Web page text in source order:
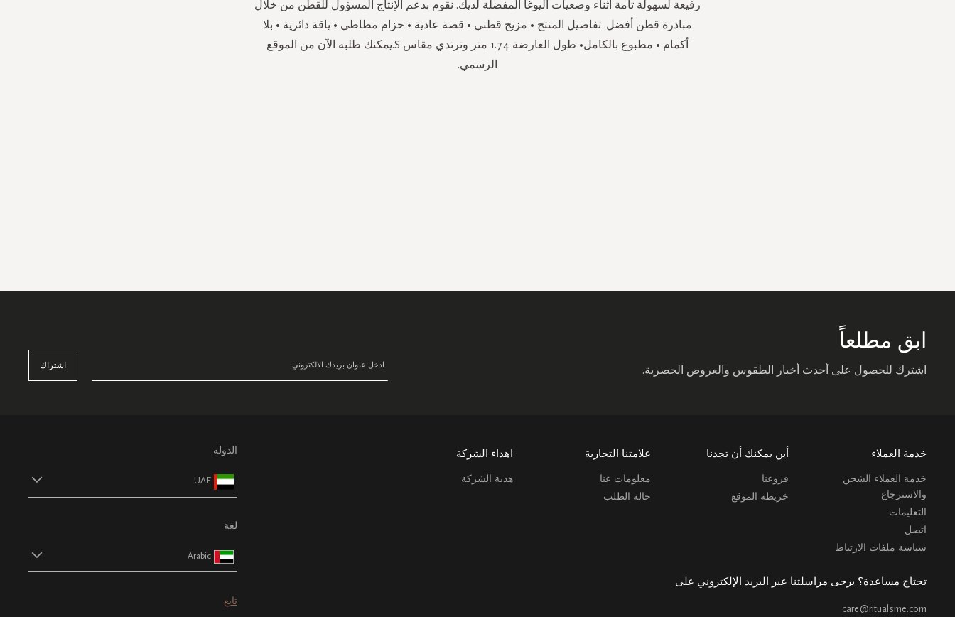
رفيعة لسهولة تامة أثناء وضعيات اليوغا المفضلة لديك. نقوم بدعم الإنتاج المسؤول للقطن من خلال
مبادرة قطن أفضل. تفاصيل المنتج • مزيج قطني • قصة عادية • حزام مطاطي • ياقة دائرية • بلا
أكمام • مطبوع بالكامل• طول العارضة 1.74 متر وترتدي مقاس S.يمكنك طلبه الآن من الموقع
الرسمي.
ابق مطلعاً
اشترك للحصول على أحدث أخبار الطقوس والعروض الحصرية. اشتراك
خدمة العملاء
خدمة العملاء الشحن
والاسترجاع
التعليمات
اتصل
سياسة ملفات الارتباط
أين يمكنك أن تجدنا
فروعنا
خريطة الموقع
علامتنا التجارية
معلومات عنا
حالة الطلب
اهداء الشركة
هدية الشركة
تحتاج مساعدة؟ يرجى مراسلتنا عبر البريد الإلكتروني على
care@ritualsme.com
الدولة
UAE
لغة
Arabic
تابع